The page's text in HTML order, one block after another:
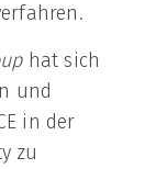
hat sich
und
in der
zu